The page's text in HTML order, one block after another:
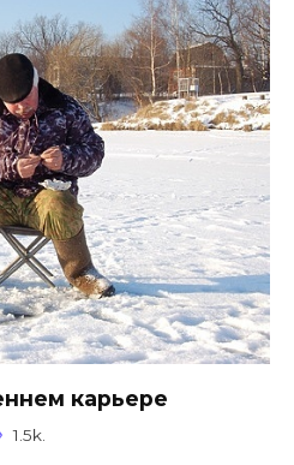
карьере
1.5k.